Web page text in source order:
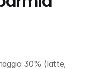
30% (latte,